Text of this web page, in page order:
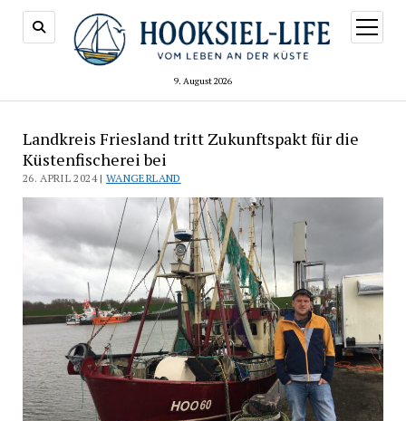
9. August 2026
Menü
öffnen
Landkreis Friesland tritt Zukunftspakt für die
Küstenfischerei bei
26. APRIL 2024 |WANGERLAND